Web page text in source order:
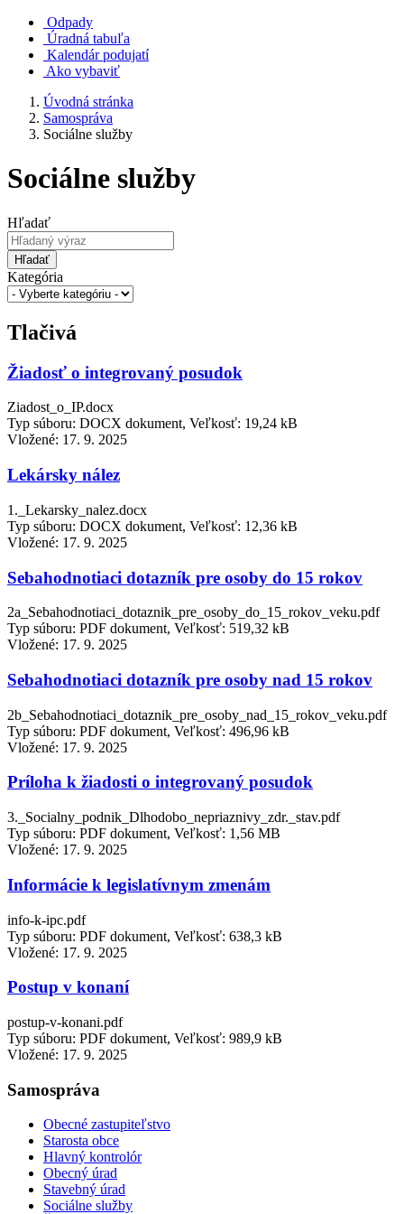
Odpady
Úradná tabuľa
Kalendár podujatí
Ako vybaviť
Úvodná stránka
Samospráva
Sociálne služby
Sociálne služby
Hľadať
Hľadať
Kategória
Tlačivá
Žiadosť o integrovaný posudok
Ziadost_o_IP.docx
Typ súboru: DOCX dokument, Veľkosť: 19,24 kB
Vložené: 17. 9. 2025
Lekársky nález
1._Lekarsky_nalez.docx
Typ súboru: DOCX dokument, Veľkosť: 12,36 kB
Vložené: 17. 9. 2025
Sebahodnotiaci dotazník pre osoby do 15 rokov
2a_Sebahodnotiaci_dotaznik_pre_osoby_do_15_rokov_veku.pdf
Typ súboru: PDF dokument, Veľkosť: 519,32 kB
Vložené: 17. 9. 2025
Sebahodnotiaci dotazník pre osoby nad 15 rokov
2b_Sebahodnotiaci_dotaznik_pre_osoby_nad_15_rokov_veku.pdf
Typ súboru: PDF dokument, Veľkosť: 496,96 kB
Vložené: 17. 9. 2025
Príloha k žiadosti o integrovaný posudok
3._Socialny_podnik_Dlhodobo_nepriaznivy_zdr._stav.pdf
Typ súboru: PDF dokument, Veľkosť: 1,56 MB
Vložené: 17. 9. 2025
Informácie k legislatívnym zmenám
info-k-ipc.pdf
Typ súboru: PDF dokument, Veľkosť: 638,3 kB
Vložené: 17. 9. 2025
Postup v konaní
postup-v-konani.pdf
Typ súboru: PDF dokument, Veľkosť: 989,9 kB
Vložené: 17. 9. 2025
Samospráva
Obecné zastupiteľstvo
Starosta obce
Hlavný kontrolór
Obecný úrad
Stavebný úrad
Sociálne služby